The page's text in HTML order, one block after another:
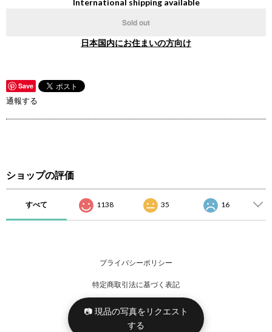
International shipping available
Sold out
日本国内にお住まいの方向け
Save
通報する
ショップの評価
すべて 1138 35 16
プライバシーポリシー
特定商取引法に基づく表記
📷 現品の写真をリクエスト
する